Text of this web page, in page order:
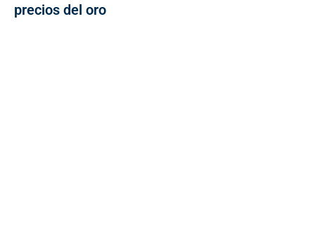
precios del oro